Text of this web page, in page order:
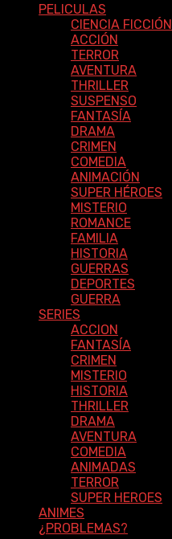
PELICULAS
CIENCIA FICCIÓN
ACCIÓN
TERROR
AVENTURA
THRILLER
SUSPENSO
FANTASÍA
DRAMA
CRIMEN
COMEDIA
ANIMACIÓN
SUPER HÉROES
MISTERIO
ROMANCE
FAMILIA
HISTORIA
GUERRAS
DEPORTES
GUERRA
SERIES
ACCION
FANTASÍA
CRIMEN
MISTERIO
HISTORIA
THRILLER
DRAMA
AVENTURA
COMEDIA
ANIMADAS
TERROR
SUPER HEROES
ANIMES
¿PROBLEMAS?